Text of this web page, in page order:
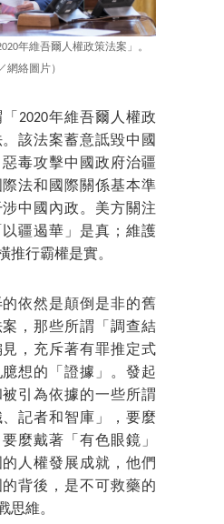
年維吾爾人權政策法案」。
網絡圖片）
2020年維吾爾人權政
該法案蓄意詆毀中國
毒攻擊中國政府治疆
法和國際關係基本準
中國內政。美方關注
疆遏華」是真；維護
推行霸權是實。
依然是顛倒是非的舊
，那些所謂「調查結
，充斥著有罪推定式
想的「證據」。發起
引為依據的一些所謂
、記者和智庫」，要麼
麼戴著「有色眼鏡」
人權發展成就，他們
背後，是不可救藥的
思維。